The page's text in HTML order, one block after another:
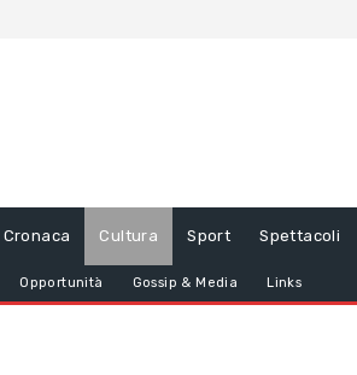
Cronaca Cultura Sport Spettacoli
Opportunità Gossip & Media Links